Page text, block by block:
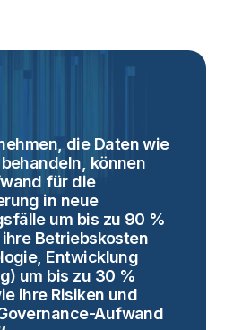
die Daten wie
können
für die
in neue
um bis zu 90 %
Betriebskosten
Entwicklung
um bis zu 30 %
ihre Risiken und
Aufwand